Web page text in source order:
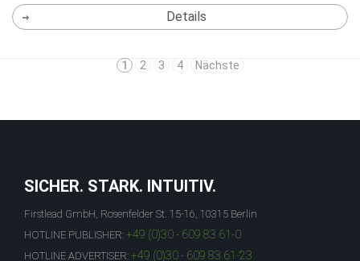
Details
1 2 3 4 Nächste
SICHER. STARK. INTUITIV.
Firstlead GmbH, Rosenfelder St. 15-16, 10315 Berlin
HOTLINE PUBLISHER: +49 (0)30 - 609 83 61-0
HOTLINE ADVERTISER: +49 (0)30 - 609 83 61-23